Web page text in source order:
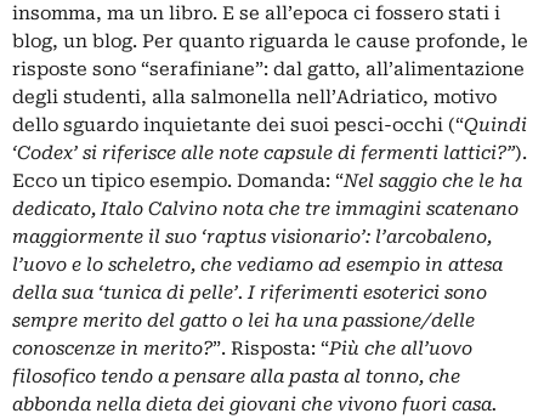
insomma, ma un libro. E se all’epoca ci fossero stati i
blog, un blog. Per quanto riguarda le cause profonde, le
risposte sono “serafiniane”: dal gatto, all’alimentazione
degli studenti, alla salmonella nell’Adriatico, motivo
dello sguardo inquietante dei suoi pesci-occhi (“Quindi
‘Codex’ si riferisce alle note capsule di fermenti lattici?”).
Ecco un tipico esempio. Domanda: “Nel saggio che le ha
dedicato, Italo Calvino nota che tre immagini scatenano
maggiormente il suo ‘raptus visionario’: l’arcobaleno,
l’uovo e lo scheletro, che vediamo ad esempio in attesa
della sua ‘tunica di pelle’. I riferimenti esoterici sono
sempre merito del gatto o lei ha una passione/delle
conoscenze in merito?”. Risposta: “Più che all’uovo
filosofico tendo a pensare alla pasta al tonno, che
abbonda nella dieta dei giovani che vivono fuori casa.